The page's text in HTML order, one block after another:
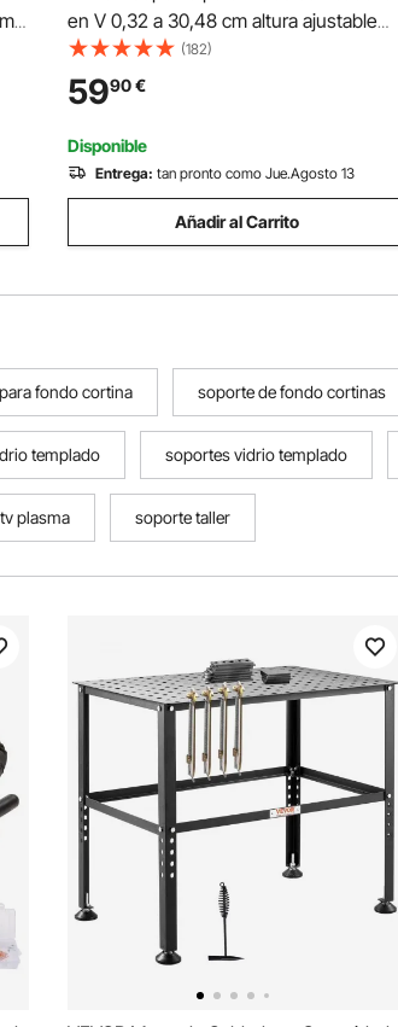
en V 0,32 a 30,48 cm altura ajustable
71-132 cm soporte para tubos Carga de
1134 kg soportes de tubo plegable
portátil carcasa de acero al carbono
(182)
5990€
Disponible
Entrega: tan pronto como Jue.Agosto 13
Añadir al Carrito
fondo cortina soporte de fondo cortinas
templado soportes vidrio templado
plasma soporte taller